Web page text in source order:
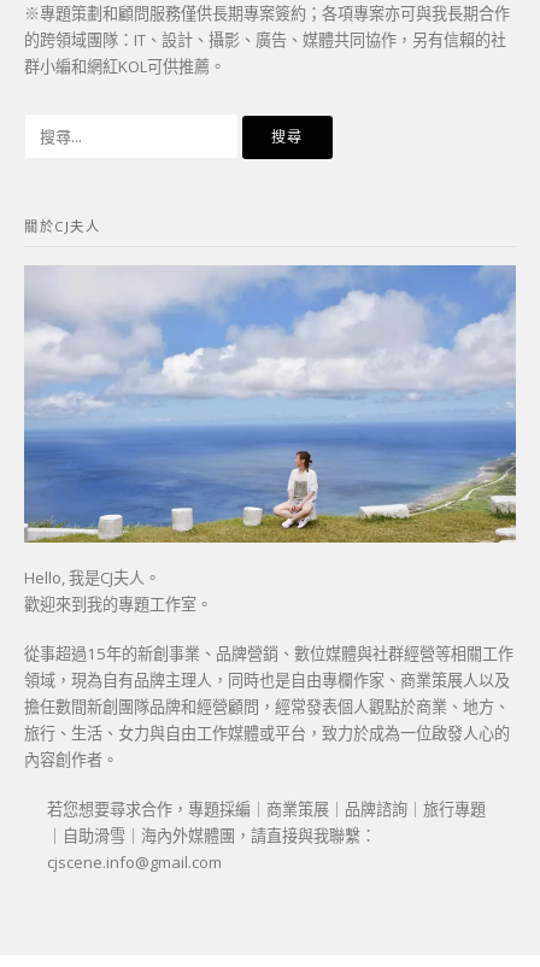
※專題策劃和顧問服務僅供長期專案簽約；各項專案亦可與我長期合作
的跨領域團隊：IT、設計、攝影、廣告、媒體共同協作，另有信賴的社
群小編和網紅KOL可供推薦。
字:
關於CJ夫人
Hello, 我是CJ夫人。
歡迎來到我的專題工作室。
從事超過15年的新創事業、品牌營銷、數位媒體與社群經營等相關工作
領域，現為自有品牌主理人，同時也是自由專欄作家、商業策展人以及
擔任數間新創團隊品牌和經營顧問，經常發表個人觀點於商業、地方、
旅行、生活、女力與自由工作媒體或平台，致力於成為一位啟發人心的
內容創作者。
若您想要尋求合作，專題採編｜商業策展｜品牌諮詢｜旅行專題
｜自助滑雪｜海內外媒體團，請直接與我聯繫：
cjscene.info@gmail.com